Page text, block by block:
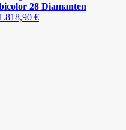
28 Diamanten
€